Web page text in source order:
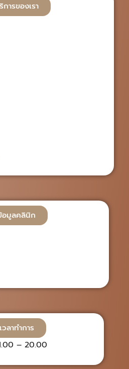
การของเรา
อมูลคลินิก
เวลาทำการ
– 20.00